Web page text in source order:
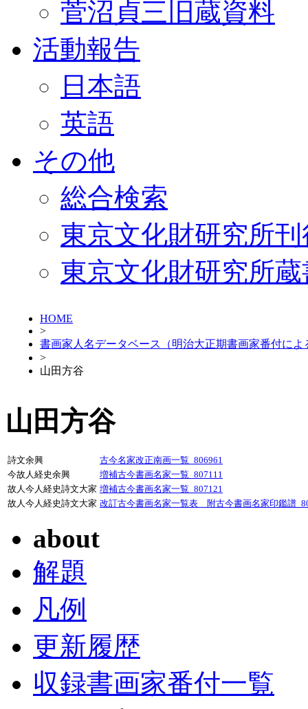
菅沼貞三旧蔵資料
活動報告
日本語
英語
その他
総合検索
東京文化財研究所
東京文化財研究所
HOME
>
書画家人名データベース（明治大正期書画家番付によ
>
山田方谷
山田方谷
詩文余興
古今名家改正南画一覧_806961
今故人経史余興
増補古今書画名家一覧_807111
故人今人経史詩文大家 増補古今書画名家一覧_807121
故人今人経史詩文大家 改訂古今書画名家一覧表 附古今書画名家印鑑譜
about
解題
凡例
更新履歴
収録書画家番付一覧